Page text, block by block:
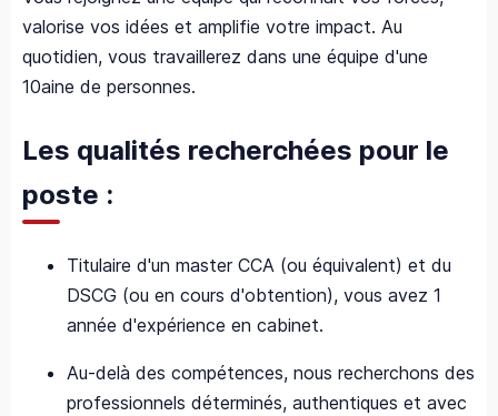
valorise vos idées et amplifie votre impact. Au
quotidien, vous travaillerez dans une équipe d'une
10aine de personnes.
Les qualités recherchées pour le
poste :
Titulaire d'un master CCA (ou équivalent) et du
DSCG (ou en cours d'obtention), vous avez 1
année d'expérience en cabinet.
Au-delà des compétences, nous recherchons des
professionnels déterminés, authentiques et avec